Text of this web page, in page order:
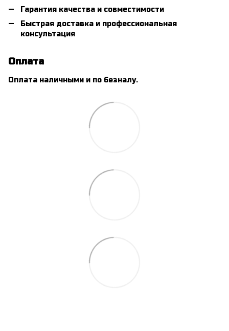
Гарантия качества и совместимости
Быстрая доставка и профессиональная
консультация
Оплата
Оплата наличными и по безналу.